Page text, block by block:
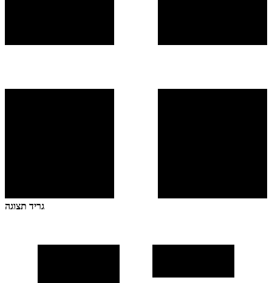
גריד תצוגה